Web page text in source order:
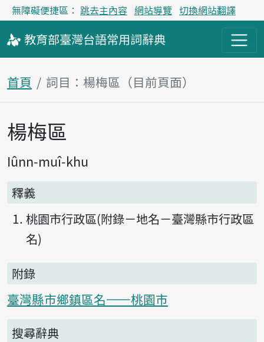
無障礙便捷區： 跳去主內容 網站導覽 切換網站翻譯
教育部臺灣台語常用詞辭典
首頁 詞目：楊梅區（目前頁面）
主內容區塊
楊梅區
Iûnn-muî-khu
釋義
桃園市行政區(附錄－地名－臺灣縣市行政區
名)
附錄
臺灣縣市鄉鎮區名——桃園市
搜尋辭典